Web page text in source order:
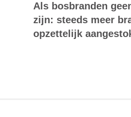
Als bosbranden
zijn: steeds meer
opzettelijk